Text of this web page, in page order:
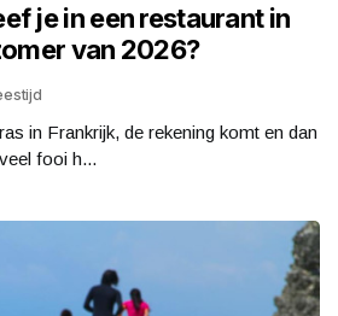
je in een restaurant in
van 2026?
in Frankrijk, de rekening komt en dan
fooi h...